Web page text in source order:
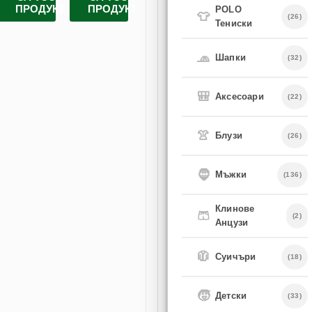
ПРОДУКТ
ПРОДУКТ
ПРОДУКТ
👕
POLO
Тениски
(26)
🧢 Шапки (32)
🎒 Аксесоари (22)
👚 Блузи (26)
🧔 Мъжки (136)
🩳
Клинове
Анцузи
(2)
🧥 Суичъри (18)
🧒 Детски (33)